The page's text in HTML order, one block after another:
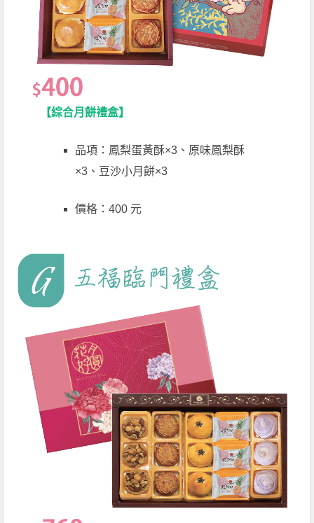
【綜合月餅禮盒】
品項：鳳梨蛋黃酥×3、原味鳳梨酥
×3、豆沙小月餅×3
價格：400 元